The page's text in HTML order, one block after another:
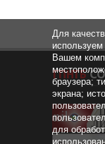
Для
Вашем
браузера;
экрана;
для